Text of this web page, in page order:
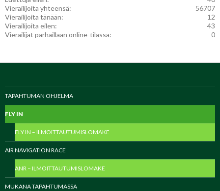
56707
Vierailijoita yhteensä:
12
Vierailijoita tänään:
43
Vierailijoita eilen:
0
Vierailijat parhaillaan online-tilassa:
TAPAHTUMAN OHJELMA
FLY IN
FLY IN – ILMOITTAUTUMISLOMAKE
AIR NAVIGATION RACE
ANR – ILMOITTAUTUMISLOMAKE
MUKANA TAPAHTUMASSA